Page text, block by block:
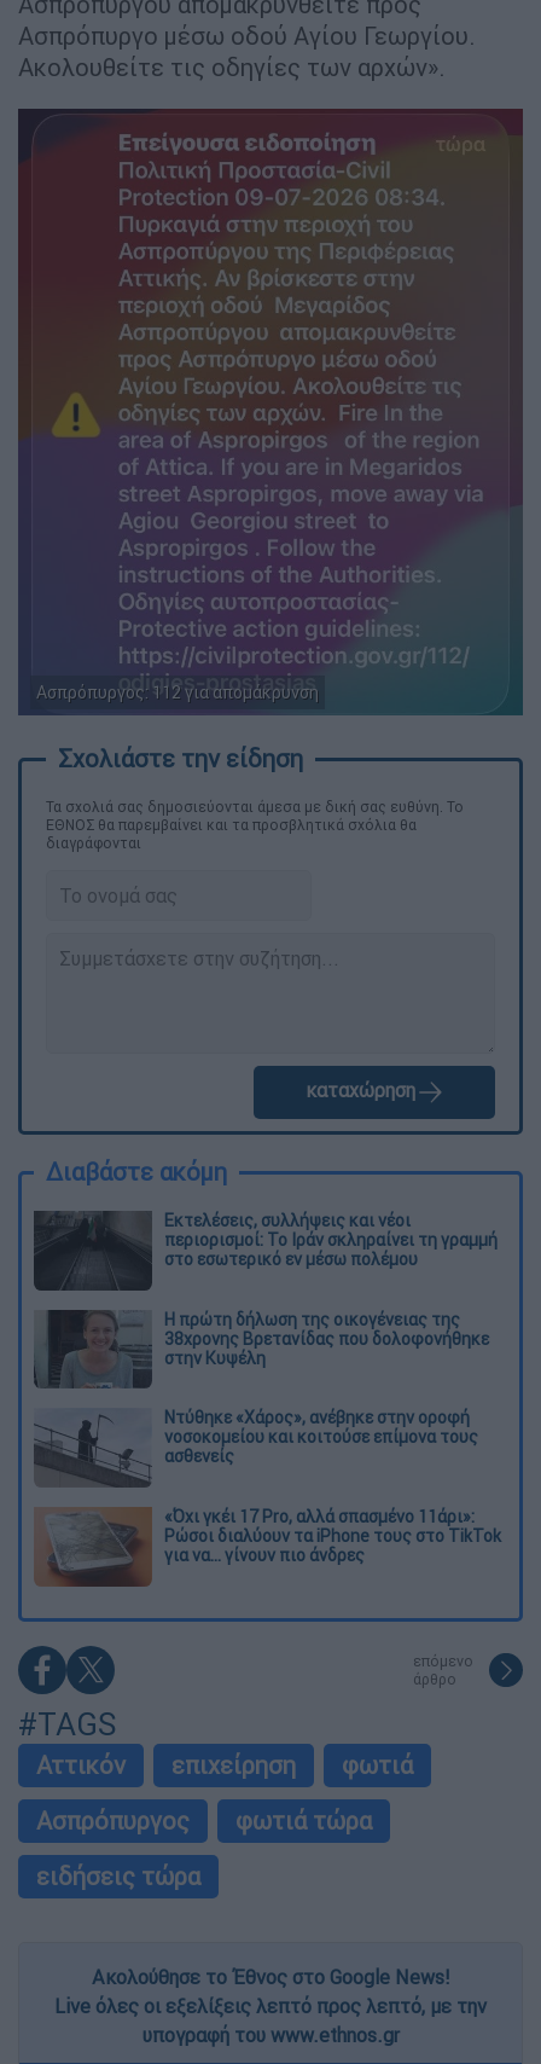
Ασπρόπυργο μέσω οδού Αγίου Γεωργίου.
Ακολουθείτε τις οδηγίες των αρχών».
Ασπρόπυργος: 112 για απομάκρυνση
Τα σχολιά σας δημοσιεύονται άμεσα με δική σας ευθύνη. Το
ΕΘΝΟΣ θα παρεμβαίνει και τα προσβλητικά σχόλια θα
διαγράφονται
καταχώρηση
Διαβάστε ακόμη
Εκτελέσεις, συλλήψεις και νέοι
περιορισμοί: Το Ιράν σκληραίνει τη γραμμή
στο εσωτερικό εν μέσω πολέμου
Η πρώτη δήλωση της οικογένειας της
38χρονης Βρετανίδας που δολοφονήθηκε
στην Κυψέλη
Ντύθηκε «Χάρος», ανέβηκε στην οροφή
νοσοκομείου και κοιτούσε επίμονα τους
ασθενείς
«Όχι γκέι 17 Pro, αλλά σπασμένο 11άρι»:
Ρώσοι διαλύουν τα iPhone τους στο TikTok
για να... γίνουν πιο άνδρες
επόμενο
άρθρο
#TAGS
Αττικόν επιχείρηση
φωτιά
Ασπρόπυργος
φωτιά τώρα
ειδήσεις τώρα
Ακολούθησε το Έθνος στο Google News!
Live όλες οι εξελίξεις λεπτό προς λεπτό, με την
υπογραφή του www.ethnos.gr